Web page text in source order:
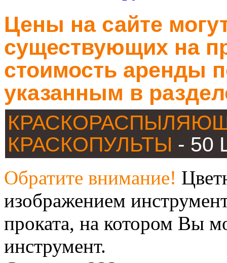
Цены на сайте
существующих на
стоимость аренды
указанным в
КРАСКОПУЛЬТЫ - 50
Обратите внимание!
изображением
проката, на котором Вы
инструмент.